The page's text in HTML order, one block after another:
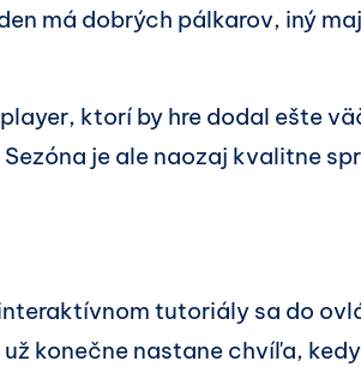
má dobrých pálkarov, iný
ktorí by hre dodal ešte
je ale naozaj kvalitne
tutoriály sa do
konečne nastane chvíľa,